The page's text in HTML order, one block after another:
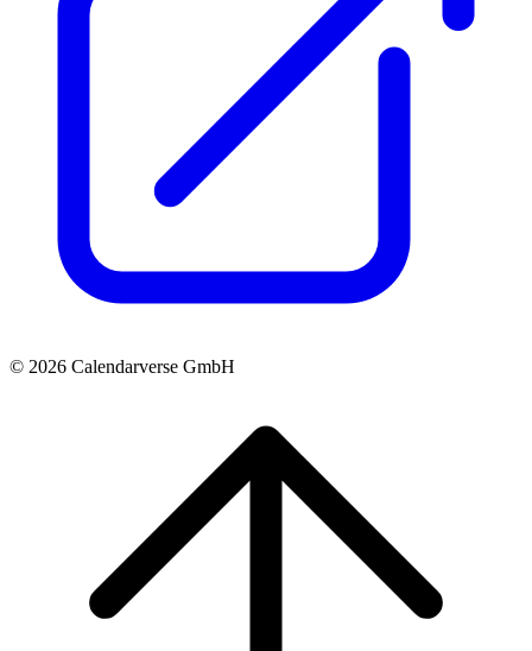
© 2026 Calendarverse GmbH